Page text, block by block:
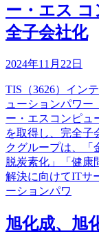
ー・エス
全子会社化
2024年11月22日
TIS（3626）イン
ューションパワ
ー・エスコンピュ
を取得し、完全子
クグループは、「
脱炭素化」「健康
解決に向けてITサ
ーションパワ
旭化成、旭